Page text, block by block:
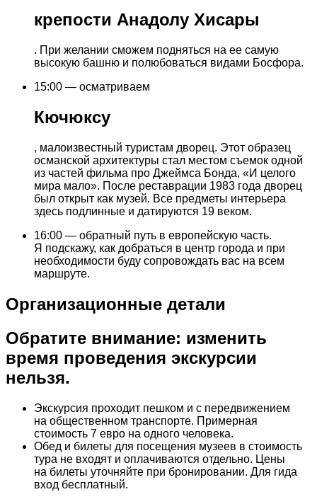
крепости Анадолу Хисары
. При желании сможем подняться на ее самую
высокую башню и полюбоваться видами Босфора.
15:00 — осматриваем
Кючюксу
, малоизвестный туристам дворец. Этот образец
османской архитектуры стал местом съемок одной
из частей фильма про Джеймса Бонда, «И целого
мира мало». После реставрации 1983 года дворец
был открыт как музей. Все предметы интерьера
здесь подлинные и датируются 19 веком.
16:00 — обратный путь в европейскую часть.
Я подскажу, как добраться в центр города и при
необходимости буду сопровождать вас на всем
маршруте.
Организационные детали
Обратите внимание: изменить
время проведения экскурсии
нельзя.
Экскурсия проходит пешком и с передвижением
на общественном транспорте. Примерная
стоимость 7 евро на одного человека.
Обед и билеты для посещения музеев в стоимость
тура не входят и оплачиваются отдельно. Цены
на билеты уточняйте при бронировании. Для гида
вход бесплатный.